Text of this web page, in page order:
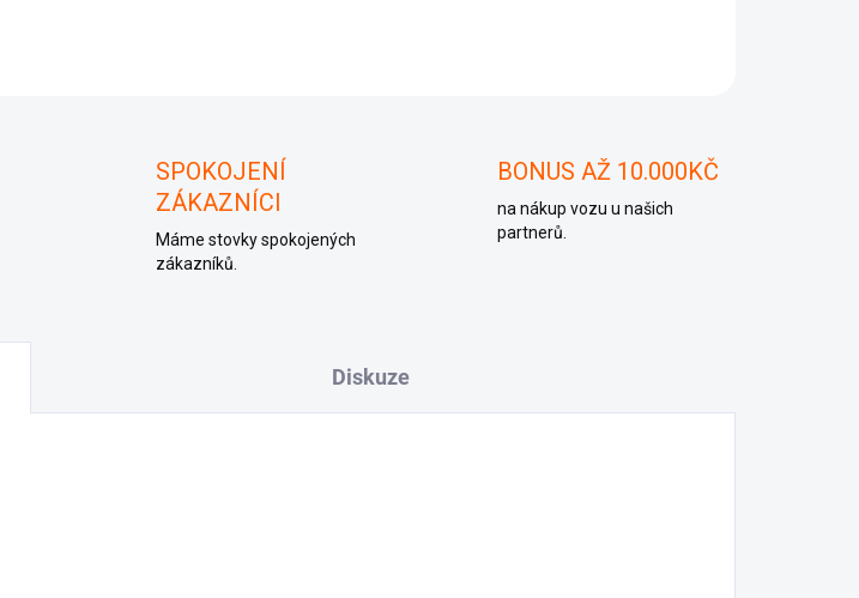
SPOKOJENÍ
ZÁKAZNÍCI
Máme stovky spokojených
zákazníků.
BONUS AŽ 10.000KČ
na nákup vozu u našich
partnerů.
Diskuze